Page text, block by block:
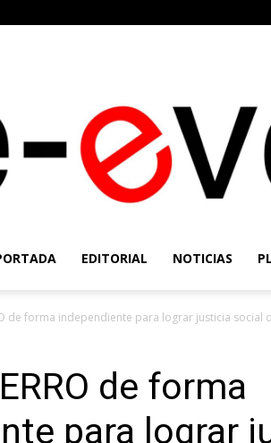
EDITORIAL NOTICIAS
de forma independiente para lograr justicia social
de forma
para lograr